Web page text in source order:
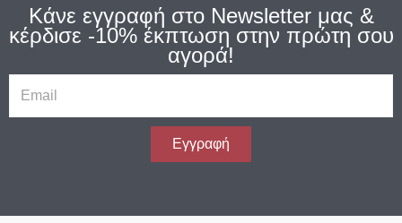
Κάνε εγγραφή στο Newsletter μας &
κέρδισε -10% έκπτωση στην πρώτη σου
αγορά!
a
Εγγραφή